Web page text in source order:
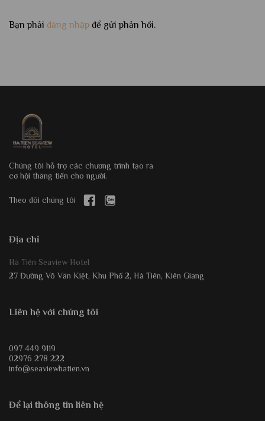
Bạn phải đăng nhập để gửi phản hồi.
Chúng tôi hỗ trợ các chương trình tạo ra
cơ hội thăng tiến cho người.
Theo dõi chúng tôi
Địa chỉ
Hà Tiên Seaview Hotel
27 Đường Võ Văn Kiệt, Khu Phố 2, Hà Tiên, Kiên Giang
Liên hệ với chúng tôi
097 449 9119
02976 278 222
info@seaviewhatien.vn
Để lại thông tin liên hệ